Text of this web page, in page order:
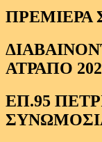
ΠΡΕΜΙΕΡΑ
ΑΤΡΑΠΟ
ΕΠ.95